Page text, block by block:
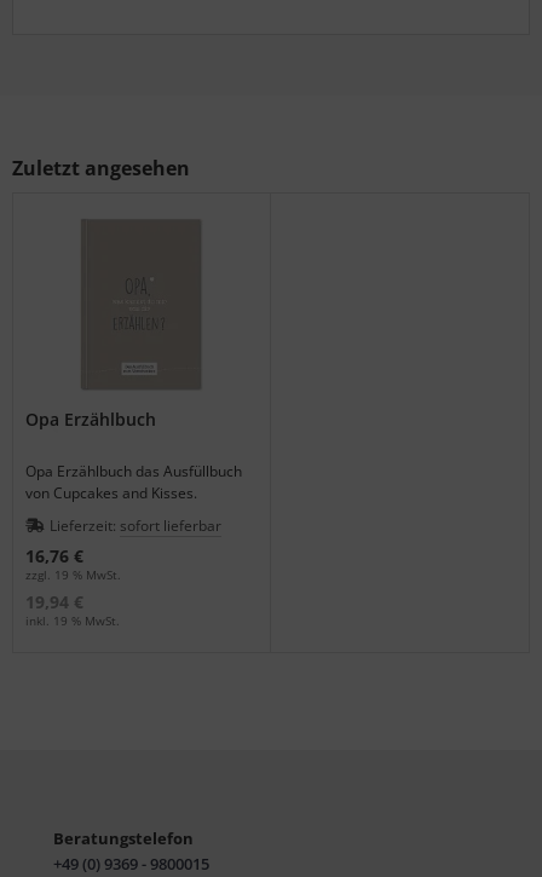
Zuletzt angesehen
Opa Erzählbuch
Opa Erzählbuch das Ausfüllbuch
von Cupcakes and Kisses.
Lieferzeit: sofort lieferbar
16,76 €
zzgl. 19 % MwSt.
19,94 €
inkl. 19 % MwSt.
Beratungstelefon
+49 (0) 9369 - 9800015